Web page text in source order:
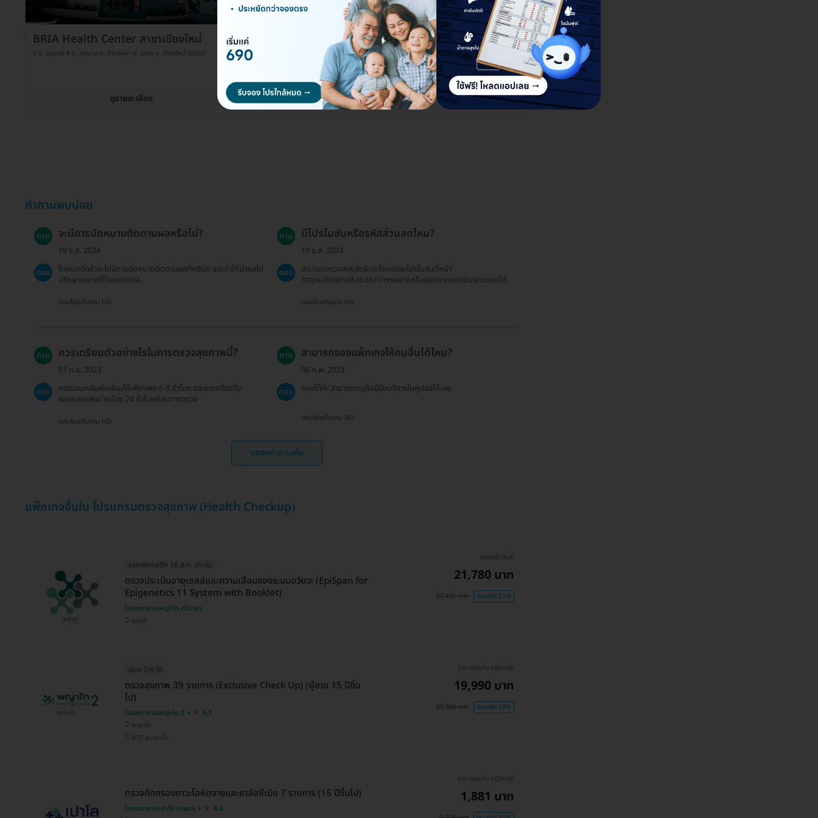
BRIA Health Center สาขาเชียงใหม่
9 ซ. อนุบาล 4 ถ. อนุบาล ต. ช้างเผือก อ. เมือง จ. เชียงใหม่ 50300
ดูรายละเอียด
BRIA Health Center สาขากรุงเทพ
6 110 ถ. ลาดพร้าว แขวงพลับพลา เขตวังทองหลาง กรุงเทพมหานคร
10310
ดูรายละเอียด
BRIA Health Center สาขาบึงยี่โถ
999/2 ชั้น 3 อาคารศูนย์การแพทย์เทศบาลบึงยี่โถ (เฟส 2) หมู่ 4 ซ. รังสิต-
นครนายก 83 ถ. รังสิต-นครนายก ต. บึงยี่โถ อ. ธัญบุรี จ. ปทุมธานี 12130
ดูรายละเอียด
คำถามพบบ่อย
ถาม จะมีการนัดหมายติดตามผลหรือไม่?
19 ธ.ค. 2024
ตอบ
โดยปกติแล้วจะไม่มีการนัดหมายติดตามผลที่คลินิก แนะนำให้นำผลไป
ปรึกษาแพทย์ที่โรงพยาบาล
ตอบโดยทีมงาน HD
ถาม มีโปรโมชันหรือรหัสส่วนลดไหม?
19 ธ.ค. 2024
ตอบ
สามารถตรวจสอบสิทธิประโยชน์และโปรโมชันที่หน้า
https://hdmall.co.th/c/reward หรือสอบถามแอดมินผ่านแชทได้
ตอบโดยทีมงาน HD
ถาม ควรเตรียมตัวอย่างไรในการตรวจสุขภาพนี้?
01 ก.ย. 2023
ตอบ
ควรนอนหลับพักผ่อนให้เพียงพอ 6-8 ชั่วโมง และงดเครื่องดื่ม
แอลกอฮอล์อย่างน้อย 24 ชั่วโมงก่อนการตรวจ
ตอบโดยทีมงาน HD
ถาม สามารถจองแพ็กเกจให้คนอื่นได้ไหม?
06 ก.พ. 2023
ตอบ
จองได้ค่ะ สามารถระบุชื่อผู้รับบริการในคูปองได้เลย
ตอบโดยทีมงาน HD
แสดงคำถามเพิ่ม
แพ็กเกจอื่นใน โปรแกรมตรวจสุขภาพ (Health Checkup)
ราคาพิเศษถึง 16 ส.ค. เท่านั้น
ตรวจประเมินอายุเซลล์และความเสื่อมของระบบอวัยวะ (EpiSpan for
Epigenetics 11 System with Booklet)
โรงพยาบาลพญาไท ศรีราชา
ชลบุรี
ราคาเริ่มต้นที่
21,780 บาท
27,435 บาท ประหยัด 21%
ผ่อน 0% ได้
ตรวจสุขภาพ 39 รายการ (Exclusive Check Up) (ผู้ชาย 15 ปีขึ้น
ไป)
โรงพยาบาลพญาไท 2
4.7
พญาไท
BTS สนามเป้า
ราคาจองกับ HDmall
19,990 บาท
53,760 บาท ประหยัด 60%
ตรวจคัดกรองภาวะโลหิตจางและธาลัสซีเมีย 7 รายการ (15 ปีขึ้นไป)
โรงพยาบาลเปาโล เกษตร
4.6
ราคาจองกับ HDmall
1,881 บาท